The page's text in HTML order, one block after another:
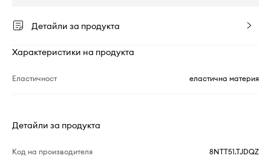
Детайли за продукта
Характеристики на продукта
Еластичност еластична материя
Детайли за продукта
Код на производителя 8NTT51.TJDQZ